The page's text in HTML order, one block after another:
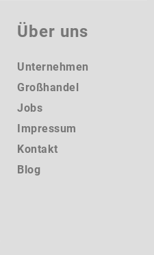
Über uns
Unternehmen
Großhandel
Jobs
Impressum
Kontakt
Blog